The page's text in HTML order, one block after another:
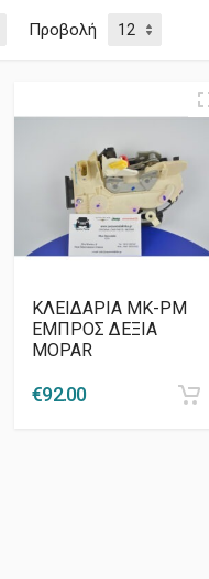
Προβολή
ΚΛΕΙΔΑΡΙΑ MK-PM
ΕΜΠΡΟΣ ΔΕΞΙΑ
MOPAR
€92.00